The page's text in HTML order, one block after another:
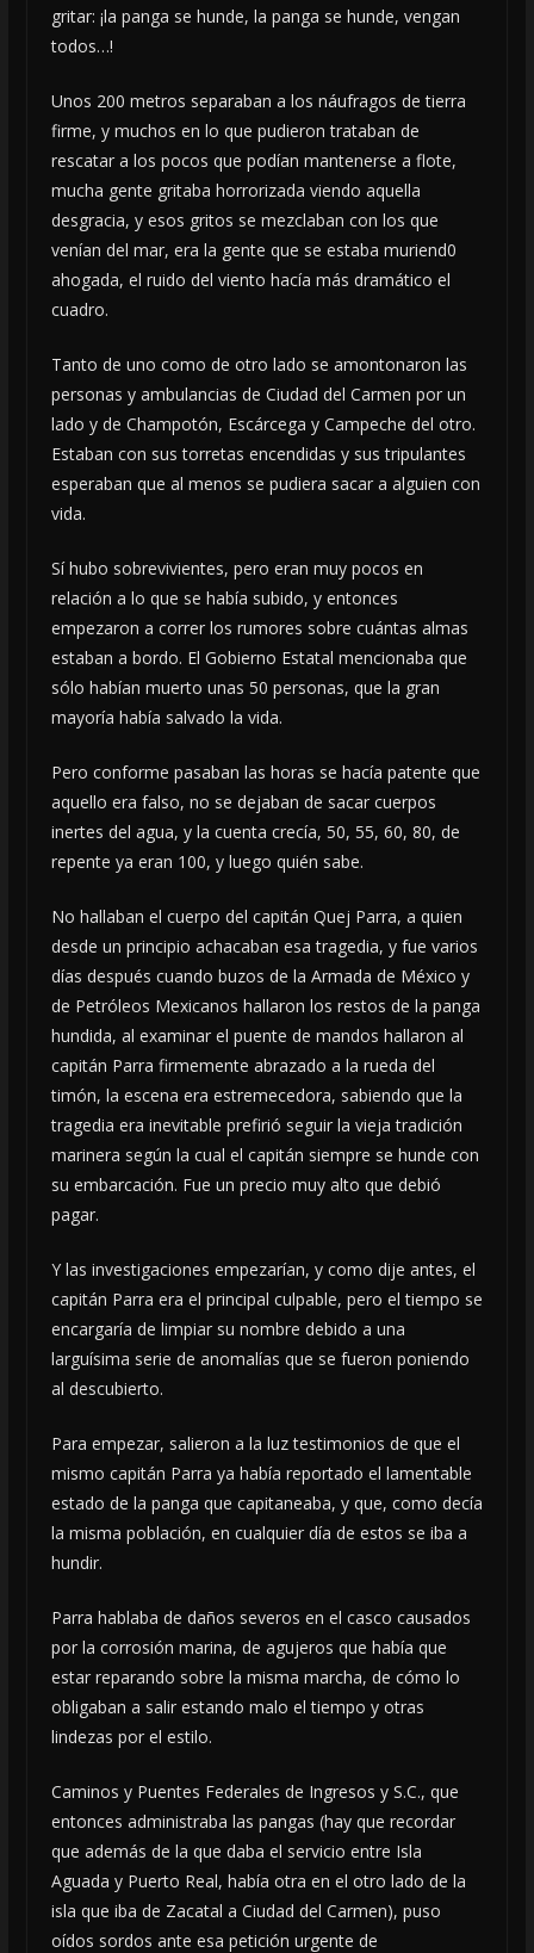
gritar: ¡la panga se hunde, la panga se hunde, vengan
todos…!
Unos 200 metros separaban a los náufragos de tierra
firme, y muchos en lo que pudieron trataban de
rescatar a los pocos que podían mantenerse a flote,
mucha gente gritaba horrorizada viendo aquella
desgracia, y esos gritos se mezclaban con los que
venían del mar, era la gente que se estaba muriend0
ahogada, el ruido del viento hacía más dramático el
cuadro.
Tanto de uno como de otro lado se amontonaron las
personas y ambulancias de Ciudad del Carmen por un
lado y de Champotón, Escárcega y Campeche del otro.
Estaban con sus torretas encendidas y sus tripulantes
esperaban que al menos se pudiera sacar a alguien con
vida.
Sí hubo sobrevivientes, pero eran muy pocos en
relación a lo que se había subido, y entonces
empezaron a correr los rumores sobre cuántas almas
estaban a bordo. El Gobierno Estatal mencionaba que
sólo habían muerto unas 50 personas, que la gran
mayoría había salvado la vida.
Pero conforme pasaban las horas se hacía patente que
aquello era falso, no se dejaban de sacar cuerpos
inertes del agua, y la cuenta crecía, 50, 55, 60, 80, de
repente ya eran 100, y luego quién sabe.
No hallaban el cuerpo del capitán Quej Parra, a quien
desde un principio achacaban esa tragedia, y fue varios
días después cuando buzos de la Armada de México y
de Petróleos Mexicanos hallaron los restos de la panga
hundida, al examinar el puente de mandos hallaron al
capitán Parra firmemente abrazado a la rueda del
timón, la escena era estremecedora, sabiendo que la
tragedia era inevitable prefirió seguir la vieja tradición
marinera según la cual el capitán siempre se hunde con
su embarcación. Fue un precio muy alto que debió
pagar.
Y las investigaciones empezarían, y como dije antes, el
capitán Parra era el principal culpable, pero el tiempo se
encargaría de limpiar su nombre debido a una
larguísima serie de anomalías que se fueron poniendo
al descubierto.
Para empezar, salieron a la luz testimonios de que el
mismo capitán Parra ya había reportado el lamentable
estado de la panga que capitaneaba, y que, como decía
la misma población, en cualquier día de estos se iba a
hundir.
Parra hablaba de daños severos en el casco causados
por la corrosión marina, de agujeros que había que
estar reparando sobre la misma marcha, de cómo lo
obligaban a salir estando malo el tiempo y otras
lindezas por el estilo.
Caminos y Puentes Federales de Ingresos y S.C., que
entonces administraba las pangas (hay que recordar
que además de la que daba el servicio entre Isla
Aguada y Puerto Real, había otra en el otro lado de la
isla que iba de Zacatal a Ciudad del Carmen), puso
oídos sordos ante esa petición urgente de